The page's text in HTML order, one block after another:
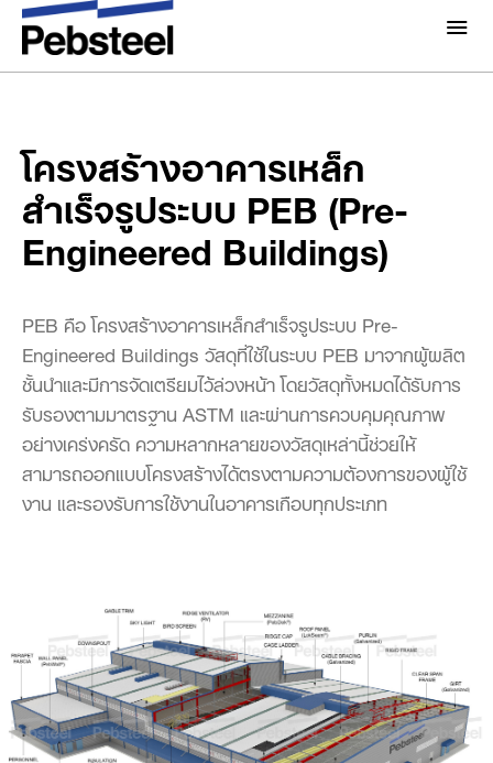
เกี่ยวกับเรา
ทำไมต้อง Pebsteel
โซลูชั่น
ภาพรวม
ระบบ
โครงการ
มีเดีย
ข่าวสารและกิจกรรม
แกลเลอรี่
โบรชัวร์
ติดต่อเรา
หน้าแรก/โซลูชั่น/ระบบ
โครงสร้างอาคารเหล็ก
สำเร็จรูประบบ PEB (Pre-
Engineered Buildings)
PEB คือ โครงสร้างอาคารเหล็กสำเร็จรูประบบ Pre-
Engineered Buildings วัสดุที่ใช้ในระบบ PEB มาจากผู้ผลิต
ชั้นนำและมีการจัดเตรียมไว้ล่วงหน้า โดยวัสดุทั้งหมดได้รับการ
รับรองตามมาตรฐาน ASTM และผ่านการควบคุมคุณภาพ
อย่างเคร่งครัด ความหลากหลายของวัสดุเหล่านี้ช่วยให้
สามารถออกแบบโครงสร้างได้ตรงตามความต้องการของผู้ใช้
งาน และรองรับการใช้งานในอาคารเกือบทุกประเภท